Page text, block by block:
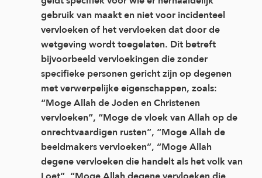
gebruik van maakt en niet voor incidenteel
vervloeken of het vervloeken dat door de
wetgeving wordt toegelaten. Dit betreft
bijvoorbeeld vervloekingen die zonder
specifieke personen gericht zijn op degenen
met verwerpelijke eigenschappen, zoals:
“Moge Allah de Joden en Christenen
vervloeken”, “Moge de vloek van Allah op de
onrechtvaardigen rusten”, “Moge Allah de
beeldmakers vervloeken”, “Moge Allah
degene vervloeken die handelt als het volk van